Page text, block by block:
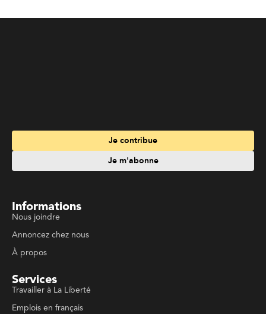
Services
Suivez La Liberté
Code de conduite
Politique de confidentialité
Politique de droits d'auteurs